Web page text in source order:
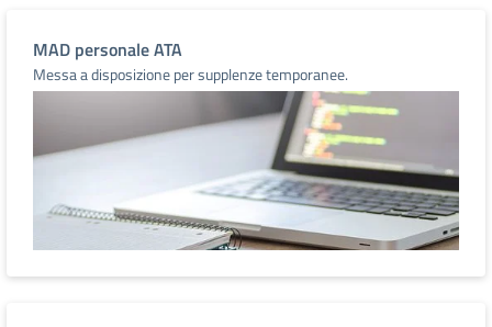
MAD personale ATA
Messa a disposizione per supplenze temporanee.